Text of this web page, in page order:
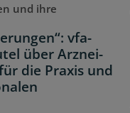
und ihre
vfa-
über Arznei-
die Praxis und